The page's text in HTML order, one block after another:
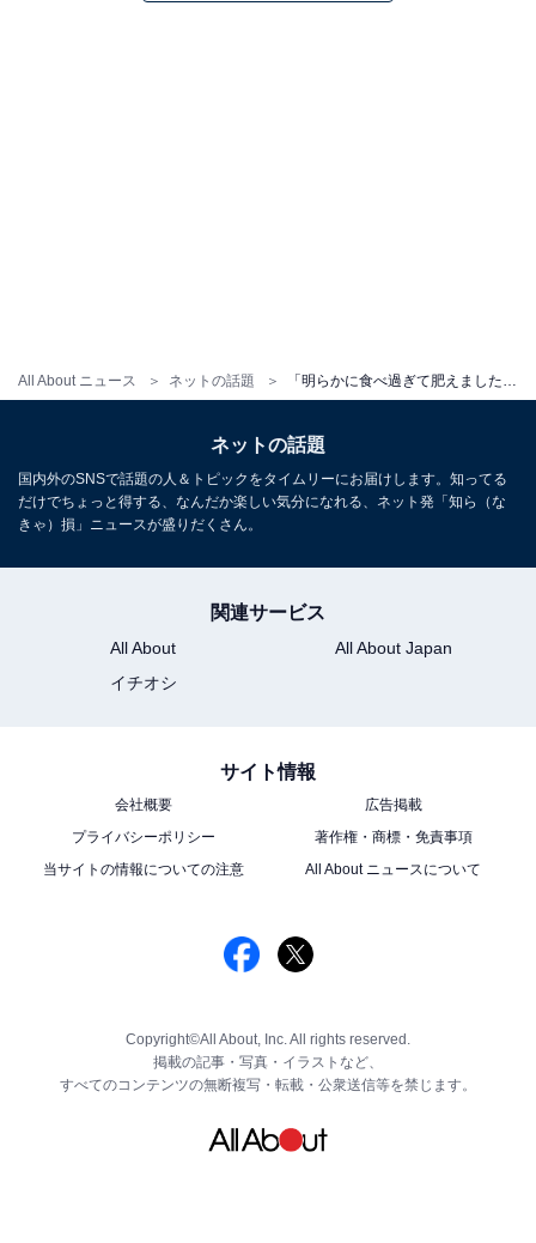
All About ニュース ネットの話題
ネットの話題
国内外のSNSで話題の人＆トピックをタイムリーにお届けします。知ってる
だけでちょっと得する、なんだか楽しい気分になれる、ネット発「知ら（な
きゃ）損」ニュースが盛りだくさん。
関連サービス
All About
All About Japan
イチオシ
サイト情報
会社概要
広告掲載
プライバシーポリシー
著作権・商標・免責事項
当サイトの情報についての注意
All About ニュースについて
Copyright©All About, Inc. All rights reserved.
掲載の記事・写真・イラストなど、
すべてのコンテンツの無断複写・転載・公衆送信等を禁じます。